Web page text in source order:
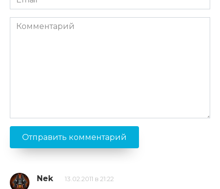
*
Комментарий
Nek 13.02.2011 в 21:22